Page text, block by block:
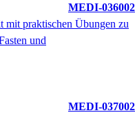
MEDI-036002
mit praktischen Übungen zu
und
MEDI-037002